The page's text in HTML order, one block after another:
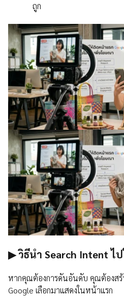
ถูก
▶ วิธีนำ Search Intent ไ
หากคุณต้องการดันอันดับ คุณต้องสร้
Google เลือกมาแสดงในหน้าแรก